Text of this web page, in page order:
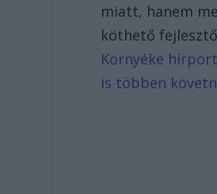
miatt, hanem
köthető
Környéke
is többen